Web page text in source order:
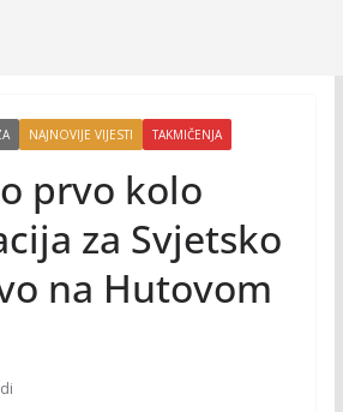
NAJNOVIJE VIJESTI TAKMIČENJA
prvo kolo
za Svjetsko
na Hutovom